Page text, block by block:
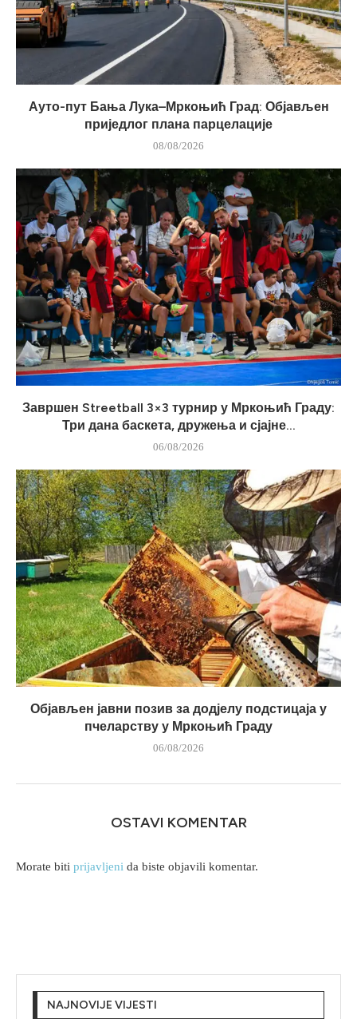
Ауто-пут Бања Лука–Мркоњић Град: Објављен
приједлог плана парцелације
08/08/2026
Завршен Streetball 3×3 турнир у Мркоњић Граду:
Три дана баскета, дружења и сјајне...
06/08/2026
Објављен јавни позив за додјелу подстицаја у
пчеларству у Мркоњић Граду
06/08/2026
OSTAVI KOMENTAR
Morate biti prijavljeni da biste objavili komentar.
NAJNOVIJE VIJESTI